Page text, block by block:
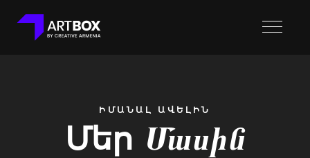
ԻՄԱՆԱԼ ԱՎԵԼԻՆ
Մեր Մասին